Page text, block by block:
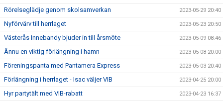
Rörelseglädje genom skolsamverkan 2023-05-29 20:40
Nyförvärv till herrlaget 2023-05-23 20:50
Västerås Innebandy bjuder in till årsmöte 2023-05-09 08:46
Ännu en viktig förlängning i hamn 2023-05-08 20:00
Föreningspanta med Pantamera Express 2023-05-03 20:40
Förlängning i herrlaget - Isac väljer VIB 2023-04-25 20:00
Hyr partytält med VIB-rabatt 2023-04-23 16:37